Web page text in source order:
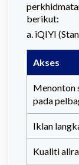
berikut:
a. iQIYI
Akses
Menonton
pada
Iklan
Kualiti